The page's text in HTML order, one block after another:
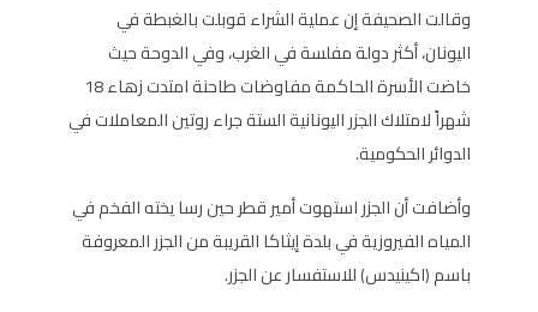
وقالت الصحيفة إن عملية الشراء قوبلت بالغبطة في
اليونان، أكثر دولة مفلسة في الغرب، وفي الدوحة حيث
خاضت الأسرة الحاكمة مفاوضات طاحنة امتدت زهاء 18
شهراً لامتلاك الجزر اليونانية الستة جراء روتين المعاملات في
الدوائر الحكومية.
وأضافت أن الجزر استهوت أمير قطر حين رسا يخته الفخم في
المياه الفيروزية في بلدة إيثاكا القريبة من الجزر المعروفة
باسم (اكينيدس) للاستفسار عن الجزر.